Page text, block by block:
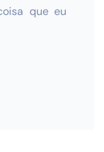
que eu